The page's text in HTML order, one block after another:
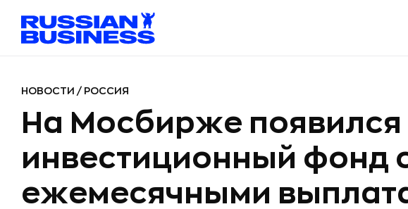
НОВОСТИ / РОССИЯ
На Мосбирже
инвестиционный фонд
ежемесячными